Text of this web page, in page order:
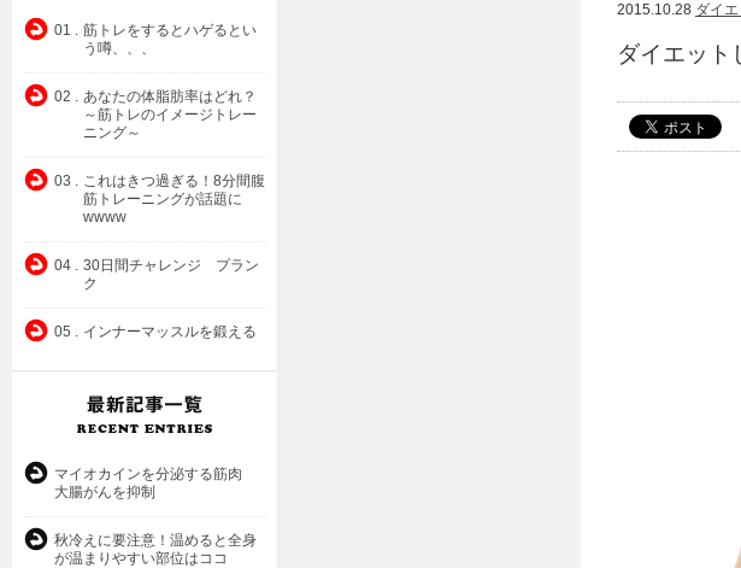
01 . 筋トレをするとハゲるとい
う噂、、、
02 . あなたの体脂肪率はどれ？
～筋トレのイメージトレー
ニング～
03 . これはきつ過ぎる！8分間腹
筋トレーニングが話題に
wwww
04 . 30日間チャレンジ プラン
ク
05 . インナーマッスルを鍛える
マイオカインを分泌する筋肉
大腸がんを抑制
秋冷えに要注意！温めると全身
が温まりやすい部位はココ
2015.10.28 ダイエ
ダイエット